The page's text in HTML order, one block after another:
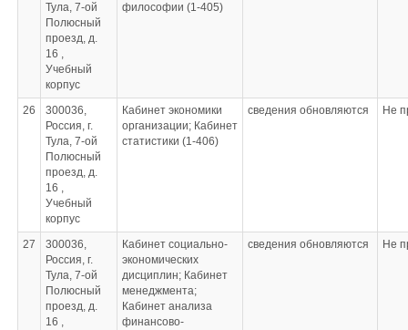
- интовка
пневматическая
(ИПП)
Тула, 7-ой
Полюсный
проезд, д.
16 ,
Учебный
корпус
философии (1-405)
26
300036,
Россия, г.
Тула, 7-ой
Полюсный
проезд, д.
16 ,
Учебный
корпус
Кабинет экономики
организации; Кабинет
статистики (1-406)
сведения обновляются Не
27
300036,
Россия, г.
Тула, 7-ой
Полюсный
проезд, д.
16 ,
Кабинет социально-
экономических
дисциплин; Кабинет
менеджмента;
Кабинет анализа
финансово-
сведения обновляются Не